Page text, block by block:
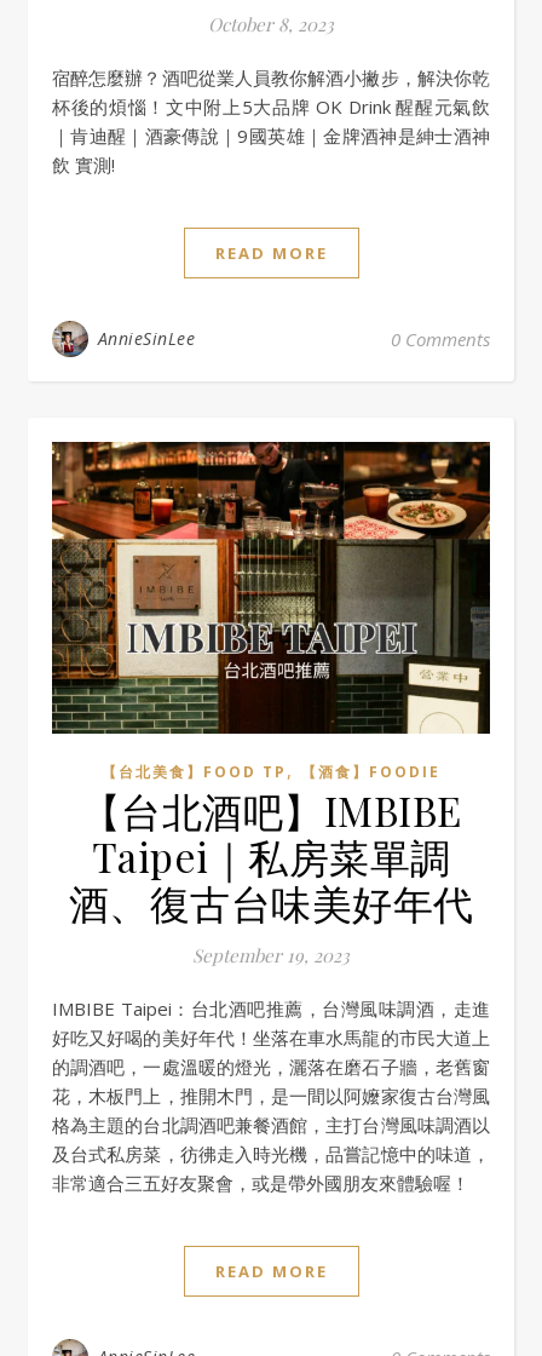
October 8, 2023
宿醉怎麼辦？酒吧從業人員教你解酒小撇步，解決你乾
杯後的煩惱！文中附上5大品牌 OK Drink 醒醒元氣飲
｜肯迪醒｜酒豪傳說｜9國英雄｜金牌酒神是紳士酒神
飲 實測!
READ MORE
AnnieSinLee 0 Comments
【台北美食】FOOD TP , 【酒食】FOODIE
【台北酒吧】IMBIBE
Taipei｜私房菜單調
酒、復古台味美好年代
September 19, 2023
IMBIBE Taipei：台北酒吧推薦，台灣風味調酒，走進
好吃又好喝的美好年代！坐落在車水馬龍的市民大道上
的調酒吧，一處溫暖的燈光，灑落在磨石子牆，老舊窗
花，木板門上，推開木門，是一間以阿嬤家復古台灣風
格為主題的台北調酒吧兼餐酒館，主打台灣風味調酒以
及台式私房菜，彷彿走入時光機，品嘗記憶中的味道，
非常適合三五好友聚會，或是帶外國朋友來體驗喔！
READ MORE